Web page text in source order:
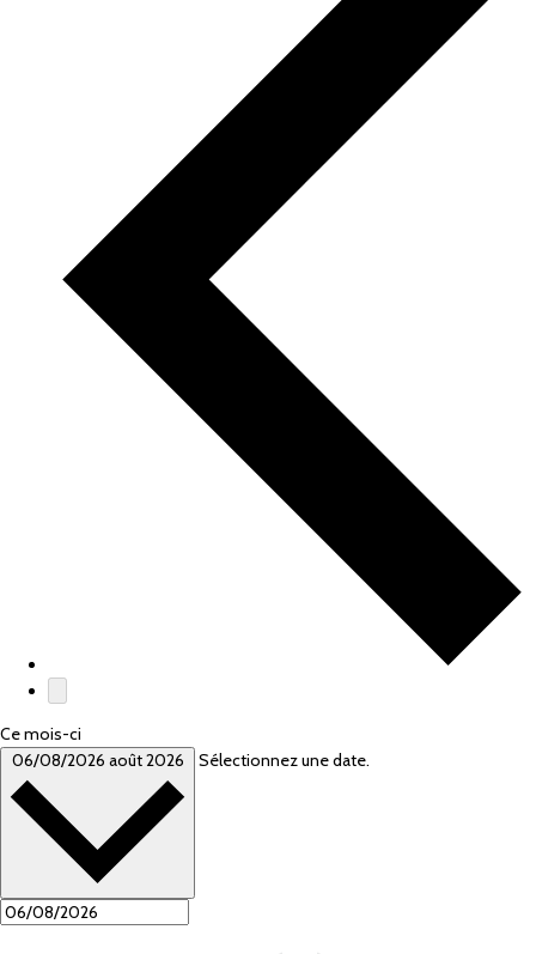
Ce mois-ci
06/08/2026 août 2026 Sélectionnez une date.